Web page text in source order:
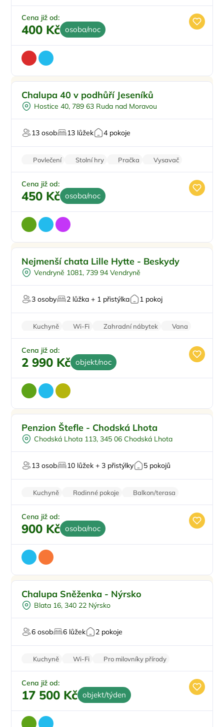
Venkovní posezení
Venkovní gril
Cena již od:
400 Kč osoba/noc
Koupací sud
Vířivka
U vody
Chalupa 40 v podhůří Jeseníků
Hostice 40, 789 63 Ruda nad Moravou
13 osob 13 lůžek 4 pokoje
Povlečení Stolní hry Pračka
Vysavač
Parkování zdarma
Cena již od:
450 Kč osoba/noc
U lesa
Pro milovníky přírody
Pro majitele mazlíčků
Top
Nejmenší chata Lille Hytte - Beskydy
Vendryně 1081, 739 94 Vendryně
3 osoby 2 lůžka + 1 přistýlka 1 pokoj
Kuchyně Wi-Fi Zahradní nábytek
Vana
Balkon/terasa
Cena již od:
2 990 Kč objekt/noc
Pro rodiny s dětmi
Dětská postýlka
Venkovní gril
Pro svatby a oslavy
Penzion Štefle - Chodská Lhota
Chodská Lhota 113, 345 06 Chodská Lhota
13 osob 10 lůžek + 3 přistýlky 5 pokojů
Kuchyně Rodinné pokoje
Balkon/terasa
Krb
Pračka
Cena již od:
900 Kč osoba/noc
Pro skupiny
Venkovní gril
Pro majitele mazlíčků
Chalupa Sněženka - Nýrsko
Blata 16, 340 22 Nýrsko
6 osob 6 lůžek 2 pokoje
Kuchyně Wi-Fi
Pro milovníky přírody
Balkon/terasa
Krb
Cena již od:
17 500 Kč objekt/týden